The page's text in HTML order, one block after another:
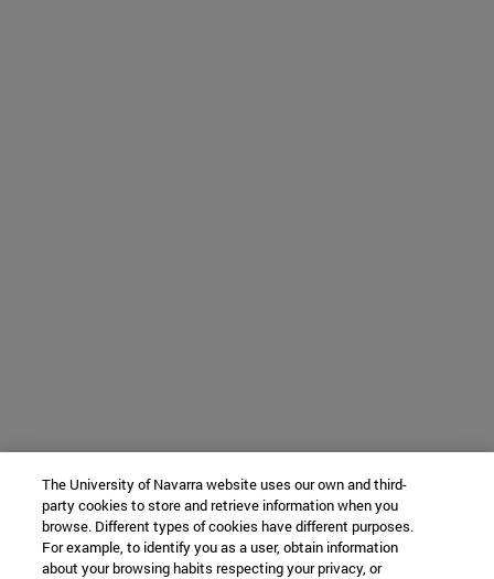
The University of Navarra website uses our own and third-
party cookies to store and retrieve information when you
browse. Different types of cookies have different purposes.
For example, to identify you as a user, obtain information
about your browsing habits respecting your privacy, or